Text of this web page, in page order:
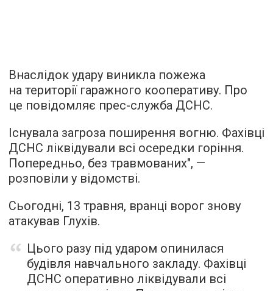
Внаслідок удару виникла пожежа
на території гаражного кооперативу. Про
це повідомляє прес-служба ДСНС.
Існувала загроза поширення вогню. Фахівці
ДСНС ліквідували всі осередки горіння.
Попередньо, без травмованих", —
розповіли у відомстві.
Сьогодні, 13 травня, вранці ворог знову
атакував Глухів.
Цього разу під ударом опинилася
будівля навчального закладу. Фахівці
ДСНС оперативно ліквідували всі